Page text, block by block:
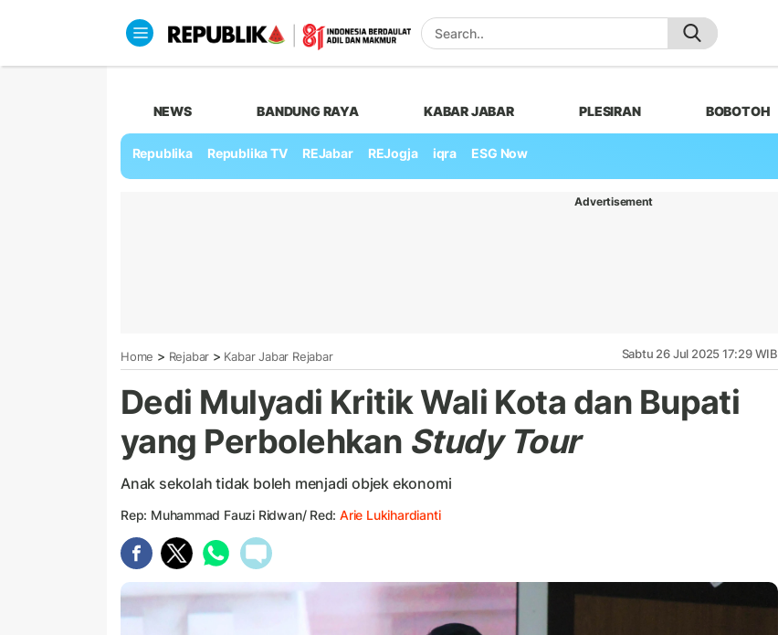
NEWS BANDUNG RAYA KABAR JABAR PLESIRAN BOBOTOH
Republika Republika TV REJabar REJogja iqra ESG Now
Advertisement
Home > Rejabar > Kabar Jabar Rejabar Sabtu 26 Jul 2025 17:29 WIB
Dedi Mulyadi Kritik Wali Kota dan Bupati
yang Perbolehkan Study Tour
Anak sekolah tidak boleh menjadi objek ekonomi
Rep: Muhammad Fauzi Ridwan/ Red:Arie Lukihardianti